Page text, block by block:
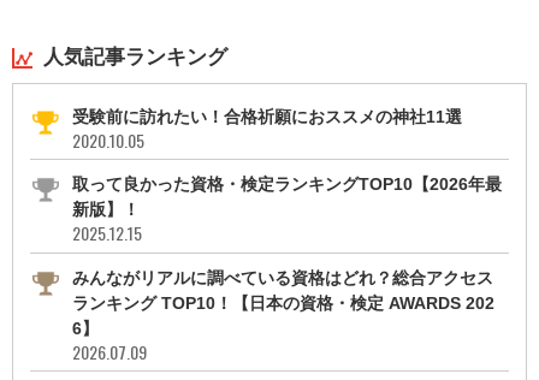
人気記事ランキング
受験前に訪れたい！合格祈願におススメの神社11選
2020.10.05
取って良かった資格・検定ランキングTOP10【2026年最
新版】！
2025.12.15
みんながリアルに調べている資格はどれ？総合アクセス
ランキング TOP10！【日本の資格・検定 AWARDS 202
6】
2026.07.09